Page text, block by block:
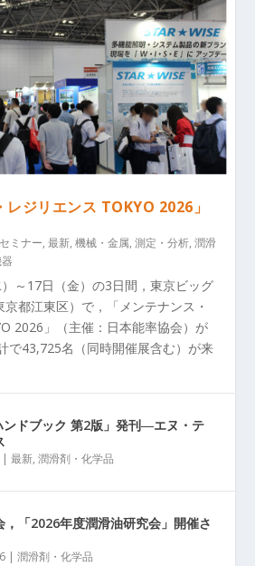
レジリエンス TOKYO 2026」
セミナー,最新,機械・金属,測定・分析,潤滑
～17日（金）の3日間，東京ビッグ
都江東区）で，「メンテナンス・
2026」（主催：日本能率協会）が
で43,725名（同時開催展含む）が来
ンドブック 第2版」発刊―エヌ・テ
|最新,潤滑剤・化学品
，「2026年度潤滑油研究会」開催さ
|潤滑剤・化学品